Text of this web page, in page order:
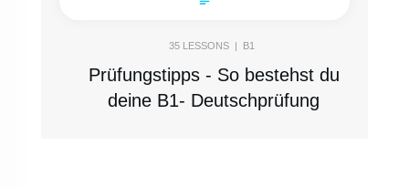
35 LESSONS | B1
Prüfungstipps - So bestehst du
deine B1- Deutschprüfung